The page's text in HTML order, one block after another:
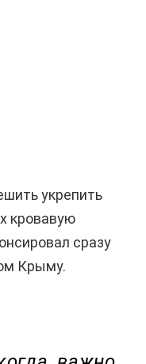
укрепить
кровавую
сразу
Крыму.